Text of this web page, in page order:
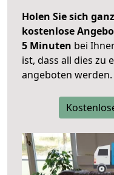
Holen Sie sich
kostenlose
5 Minuten bei
ist, dass all dies zu
angeboten werden.